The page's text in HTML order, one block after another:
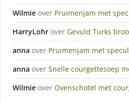
Wilmie over Pruimenjam met
HarryLohr over Gevuld Turks
anna over Pruimenjam met
anna over Snelle courgettesoep
Wilmie over Ovenschotel met